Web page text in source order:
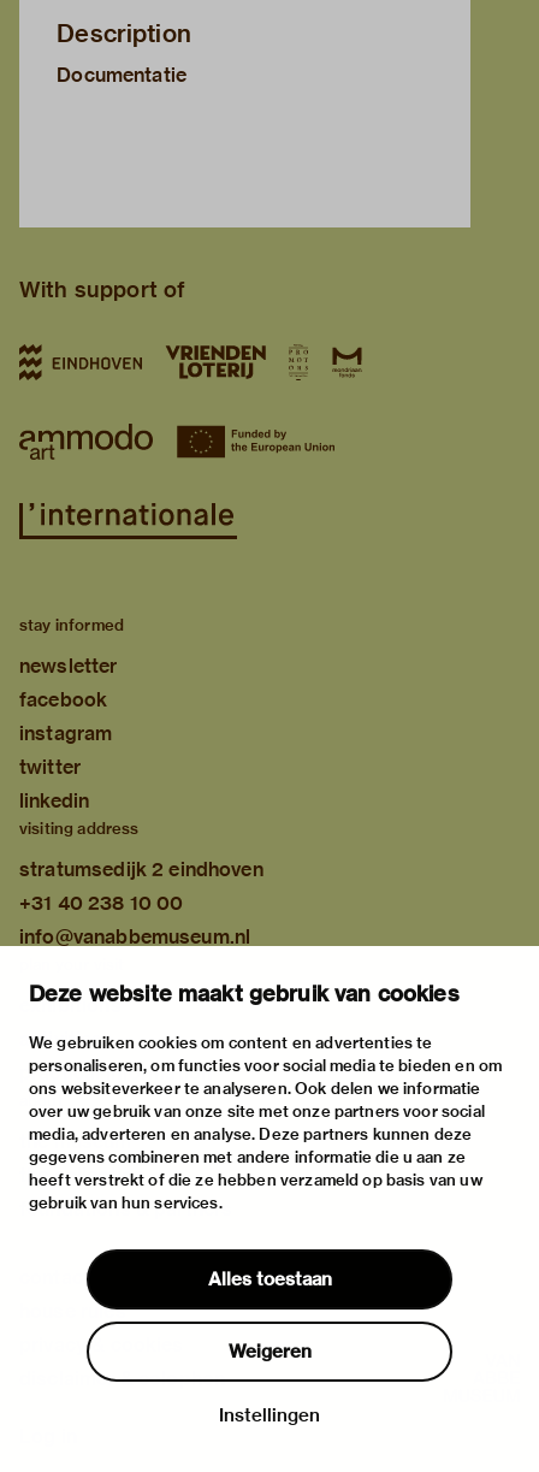
Deze website maakt gebruik van cookies
We gebruiken cookies om content en advertenties te
personaliseren, om functies voor social media te bieden en om
ons websiteverkeer te analyseren. Ook delen we informatie
over uw gebruik van onze site met onze partners voor social
media, adverteren en analyse. Deze partners kunnen deze
gegevens combineren met andere informatie die u aan ze
heeft verstrekt of die ze hebben verzameld op basis van uw
gebruik van hun services.
Alles toestaan
Weigeren
Instellingen
Description
Documentatie
With support of
stay informed
newsletter
facebook
instagram
twitter
linkedin
visiting address
stratumsedijk 2 eindhoven
+31 40 238 10 00
info@vanabbemuseum.nl
exhibitions
activities
practical information
about
the museum
the collection
foundations & partners
contact
house rules
privacy & cookies
disclaimer & colophon